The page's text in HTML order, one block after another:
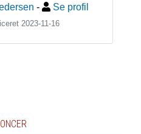
- Se profil
2023-11-16